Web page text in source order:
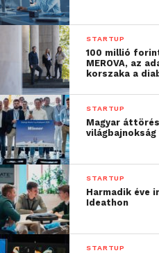
Szövetség
dolgozó
össze
akik
startup
egyetemi,
különböző
STARTUP
100 millió
MEROVA, az
korszaka a
STARTUP
Magyar
STARTUP
Harmadik éve
Ideathon
STARTUP